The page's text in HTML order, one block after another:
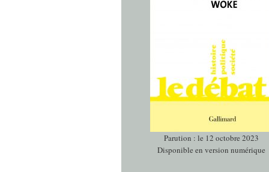
Parution : le 12 octobre 2023
Disponible en version numérique